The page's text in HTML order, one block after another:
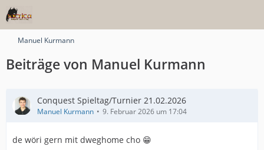
Manuel Kurmann
Beiträge von Manuel Kurmann
Conquest Spieltag/Turnier 21.02.2026
Manuel Kurmann 9. Februar 2026 um 17:04
de wöri gern mit dweghome cho 😁